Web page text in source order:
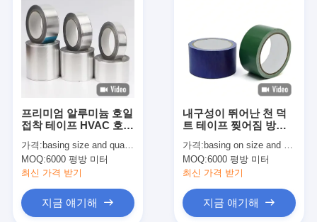
제품
회사 소개
공장 견학
문의하기
점착성 절연 테이프
프리미엄 알루미늄 호일
접착 테이프 HVAC 호일
가격: basing size and quantity
MOQ:6000 평방 미터
최신 가격 받기
지금 얘기해
내구성이 뛰어난 천 덕
트 테이프 찢어짐 방지,
가격: basing on size and quantity
MOQ:6000 평방 미터
최신 가격 받기
지금 얘기해